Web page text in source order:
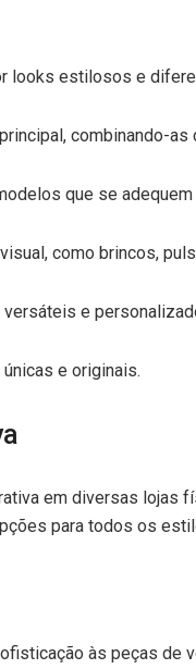
estilosos e
combinando-
que se
como brincos,
e
e originais.
em diversas
para todos os
às peças